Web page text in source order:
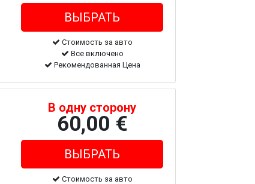
Стоимость за авто
Все включено
Рекомендованная Цена
В одну сторону
60,00 €
Стоимость за авто